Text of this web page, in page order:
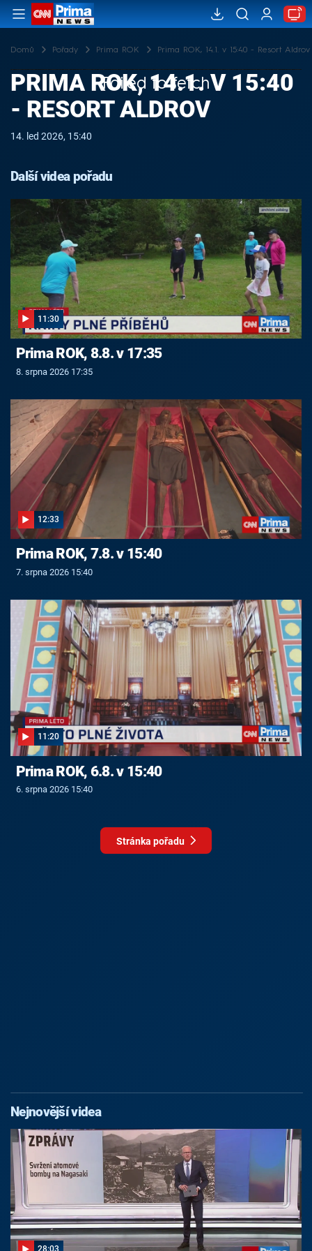
Domů Pořady Prima ROK Prima ROK, 14.1. v 15:40 - Resort Aldrov
Failed to fetch
PRIMA ROK, 14.1. V 15:40
- RESORT ALDROV
14. led 2026, 15:40
Další videa pořadu
11:30
Prima ROK, 8.8. v 17:35
8. srpna 2026 17:35
12:33
Prima ROK, 7.8. v 15:40
7. srpna 2026 15:40
11:20
Prima ROK, 6.8. v 15:40
6. srpna 2026 15:40
Stránka pořadu
Nejnovější videa